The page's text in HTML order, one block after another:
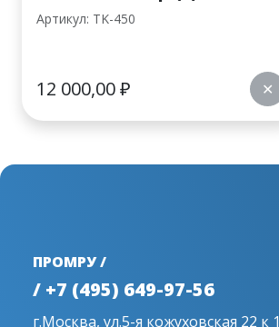
Артикул: TK-450
12 000,00₽ ✕
ПРОМРУ /
/ +7 (495) 649-97-56
г.Москва, ул.5-я кожуховская 22 к 1